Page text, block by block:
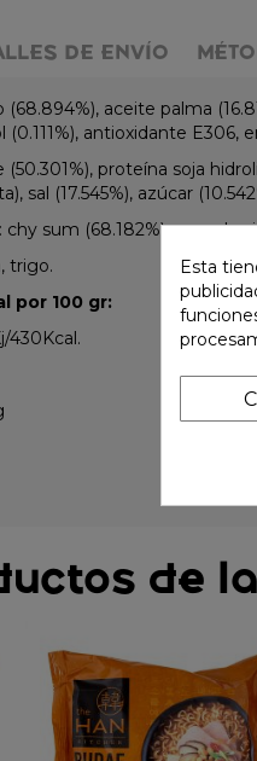
DE ENVÍO
aceite palma
antioxidante
proteína soja
sal (17.545%), azúcar
sum (68.182%) y
trigo.
por 100 gr:
430Kcal.
de
Esta